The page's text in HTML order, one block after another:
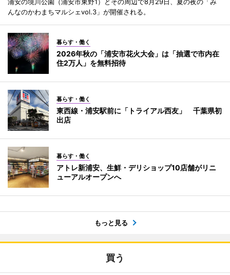
んなのかわまちマルシェvol.3」が開催される。
暮らす・働く
2026年秋の「浦安市花火大会」は「抽選で市内在
住2万人」を無料招待
暮らす・働く
東西線・浦安駅前に「トライアル西友」 千葉県初
出店
暮らす・働く
アトレ新浦安、生鮮・デリショップ10店舗がリニ
ューアルオープンへ
もっと見る
買う